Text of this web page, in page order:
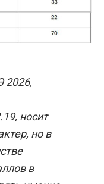
2026,
носит
но в
в